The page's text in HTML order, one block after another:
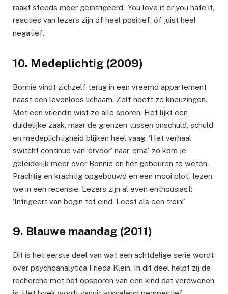
raakt steeds meer geïntrigeerd.’ You love it or you hate it,
reacties van lezers zijn óf heel positief, óf juist heel
negatief.
10. Medeplichtig (2009)
Bonnie vindt zichzelf terug in een vreemd appartement
naast een levenloos lichaam. Zelf heeft ze kneuzingen.
Met een vriendin wist ze alle sporen. Het lijkt een
duidelijke zaak, maar de grenzen tussen onschuld, schuld
en medeplichtigheid blijken heel vaag. ‘Het verhaal
switcht continue van ‘ervoor’ naar ‘erna’, zo kom je
geleidelijk meer over Bonnie en het gebeuren te weten.
Prachtig en krachtig opgebouwd en een mooi plot,’ lezen
we in een recensie. Lezers zijn al even enthousiast:
‘Intrigeert van begin tot eind. Leest als een trein!’
9. Blauwe maandag (2011)
Dit is het eerste deel van wat een achtdelige serie wordt
over psychoanalytica Frieda Klein. In dit deel helpt zij de
recherche met het opsporen van een kind dat verdwenen